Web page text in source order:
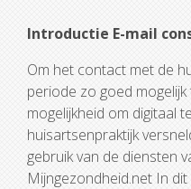
Introductie E-mail
Om het contact met de
periode zo goed
mogelijkheid om digitaal
huisartsenpraktijk
gebruik van de diensten
Mijngezondheid.net In